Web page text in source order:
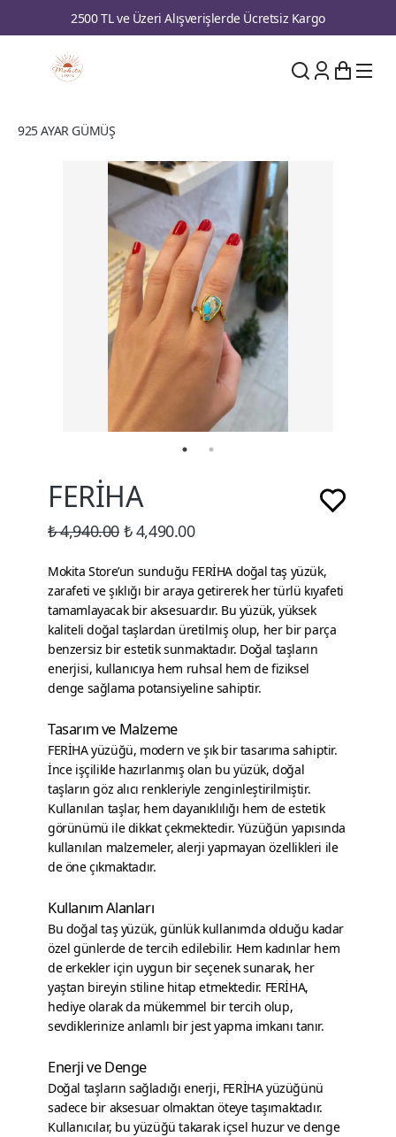
2500 TL ve Üzeri Alışverişlerde Ücretsiz Kargo
925 AYAR GÜMÜŞ
FERİHA
₺ 4,940.00 ₺ 4,490.00
Mokita Store’un sunduğu FERİHA doğal taş yüzük,
zarafeti ve şıklığı bir araya getirerek her türlü kıyafeti
tamamlayacak bir aksesuardır. Bu yüzük, yüksek
kaliteli doğal taşlardan üretilmiş olup, her bir parça
benzersiz bir estetik sunmaktadır. Doğal taşların
enerjisi, kullanıcıya hem ruhsal hem de fiziksel
denge sağlama potansiyeline sahiptir.
Tasarım ve Malzeme
FERİHA yüzüğü, modern ve şık bir tasarıma sahiptir.
İnce işçilikle hazırlanmış olan bu yüzük, doğal
taşların göz alıcı renkleriyle zenginleştirilmiştir.
Kullanılan taşlar, hem dayanıklılığı hem de estetik
görünümü ile dikkat çekmektedir. Yüzüğün yapısında
kullanılan malzemeler, alerji yapmayan özellikleri ile
de öne çıkmaktadır.
Kullanım Alanları
Bu doğal taş yüzük, günlük kullanımda olduğu kadar
özel günlerde de tercih edilebilir. Hem kadınlar hem
de erkekler için uygun bir seçenek sunarak, her
yaştan bireyin stiline hitap etmektedir. FERİHA,
hediye olarak da mükemmel bir tercih olup,
sevdiklerinize anlamlı bir jest yapma imkanı tanır.
Enerji ve Denge
Doğal taşların sağladığı enerji, FERİHA yüzüğünü
sadece bir aksesuar olmaktan öteye taşımaktadır.
Kullanıcılar, bu yüzüğü takarak içsel huzur ve denge